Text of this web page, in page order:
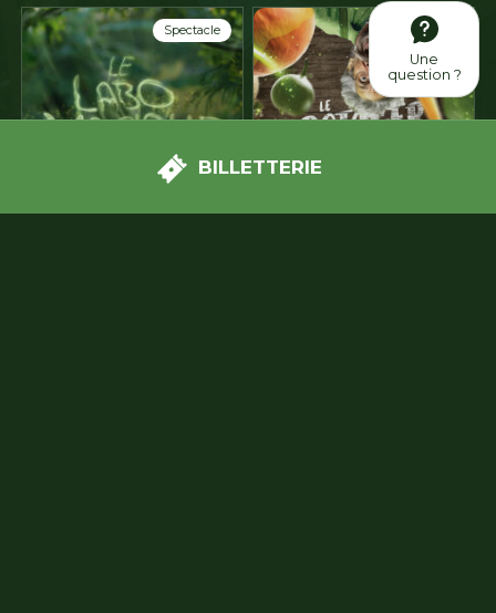
Une
question ?
BILLETTERIE
Spectacle Spectacle